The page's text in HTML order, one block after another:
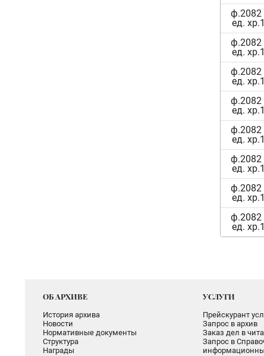
ф.2082
ед.
ф.2082
ед.
ф.2082
ед.
ф.2082
ед.
ф.2082
ед.
ф.2082
ед.
ф.2082
ед.
ф.2082
ед.
ОБ АРХИВЕ
История архива
Новости
Нормативные документы
Структура
Награды
УСЛУГИ
Прейскурант
Запрос в архив
Заказ дел в
Запрос в